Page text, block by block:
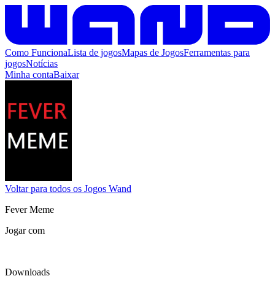
Como FuncionaLista de jogosMapas de JogosFerramentas para
jogosNotícias
Minha contaBaixar
Voltar para todos os Jogos Wand
Fever Meme
Jogar com
Downloads